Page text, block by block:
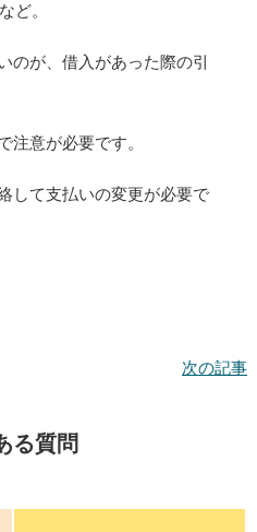
ど。
のが、借入があった際の引
注意が必要です。
して支払いの変更が必要で
次の記事
る質問